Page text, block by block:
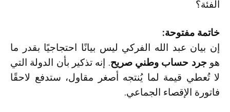
الفئة؟
خاتمة مفتوحة:
إن بيان عبد الله الفركي ليس بيانًا احتجاجيًا بقدر ما
هوجرد حساب وطني صريح. إنه تذكير بأن الدولة التي
لا تُعطي قيمة لما يُنتجه أصغر مقاول، ستدفع لاحقًا
فاتورة الإقصاء الجماعي.